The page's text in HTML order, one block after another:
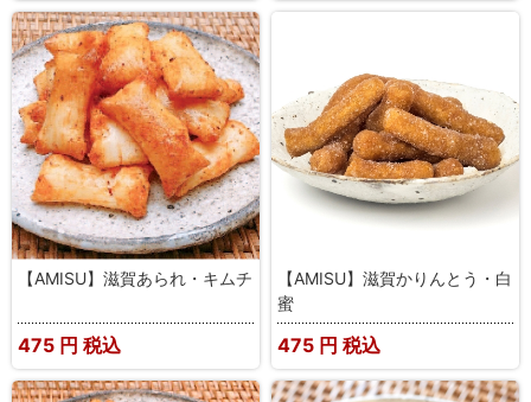
【AMISU】滋賀あられ・キムチ
475 円 税込
【AMISU】滋賀かりんとう・白
蜜
475 円 税込